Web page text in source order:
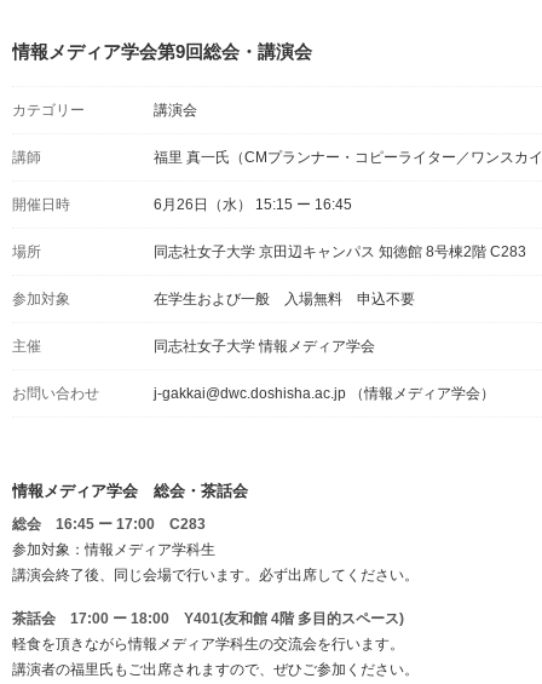
情報メディア学会第9回総会・講演会
カテゴリー 講演会
講師 福里 真一氏（CMプランナー・コピーライター／ワンスカ
開催日時 6月26日（水） 15:15 ー 16:45
場所 同志社女子大学 京田辺キャンパス 知徳館 8号棟2階 C283
参加対象 在学生および一般 入場無料 申込不要
主催 同志社女子大学 情報メディア学会
お問い合わせ j-gakkai@dwc.doshisha.ac.jp （情報メディア学会）
情報メディア学会 総会・茶話会
総会 16:45 ー 17:00 C283
参加対象：情報メディア学科生
講演会終了後、同じ会場で行います。必ず出席してください。
茶話会 17:00 ー 18:00 Y401(友和館 4階 多目的スペース)
軽食を頂きながら情報メディア学科生の交流会を行います。
講演者の福里氏もご出席されますので、ぜひご参加ください。